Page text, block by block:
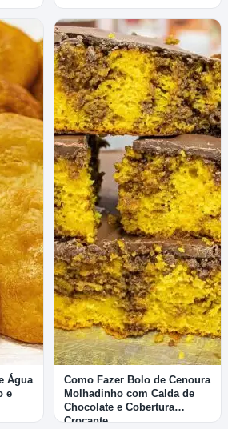
Água
e
Como Fazer Bolo de Cenoura
Molhadinho com Calda de
Chocolate e Cobertura
Crocante